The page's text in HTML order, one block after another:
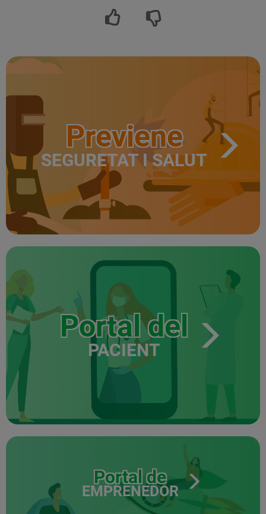
Previene
SEGURETAT I SALUT
Portal del
PACIENT
Portal de
EMPRENEDOR